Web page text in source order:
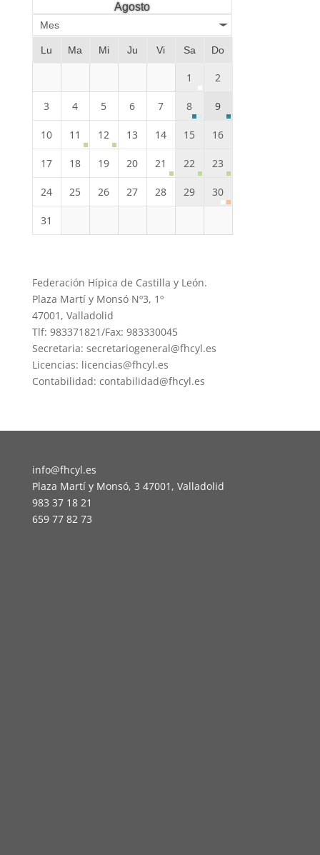
Agosto
Mes
Lu Ma Mi Ju Vi Sa Do
1 2
3 4 5 6 7 8 9
10 11 12 13 14 15 16
17 18 19 20 21 22 23
24 25 26 27 28 29 30
31
Federación Hípica de Castilla y León.
Plaza Martí y Monsó Nº3, 1º
47001, Valladolid
Tlf: 983371821/Fax: 983330045
Secretaria: secretariogeneral@fhcyl.es
Licencias: licencias@fhcyl.es
Contabilidad: contabilidad@fhcyl.es
info@fhcyl.es
Plaza Martí y Monsó, 3 47001, Valladolid
983 37 18 21
659 77 82 73